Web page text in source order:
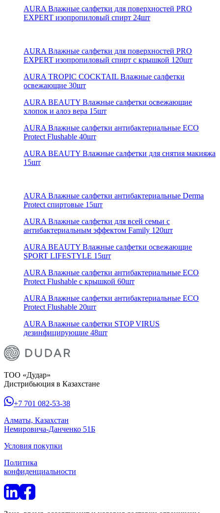
AURA Влажные салфетки для поверхностей PRO
EXPERT изопропиловый спирт 24шт
AURA Влажные салфетки для поверхностей PRO
EXPERT изопропиловый спирт с крышкой 120шт
AURA TROPIC COCKTAIL Влажные салфетки
освежающие 30шт
AURA BEAUTY Влажные салфетки освежающие
хлопок и алоэ вера 15шт
AURA Влажные салфетки антибактериальные ECO
Protect Flushable 40шт
AURA BEAUTY Влажные салфетки для снятия макияжа
15шт
AURA Влажные салфетки антибактериальные Derma
Protect спиртовые 15шт
AURA Влажные салфетки для всей семьи с
антибактериальным эффектом Family 120шт
AURA BEAUTY Влажные салфетки освежающие
SPORT LIFESTYLE 15шт
AURA Влажные салфетки антибактериальные ECO
Protect Flushable с крышкой 60шт
AURA Влажные салфетки антибактериальные ECO
Protect Flushable 20шт
AURA Влажные салфетки STOP VIRUS
дезинфицирующие 48шт
ТОО «Дудар»
Дистрибьюция в Казахстане
+7 701 082-53-38
Алматы, Казахстан
Немировича-Данченко 51Б
Условия покупки
Политика
конфиденциальности